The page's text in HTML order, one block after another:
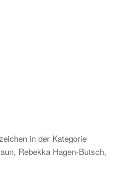
in der Kategorie
Rebekka Hagen-Butsch,